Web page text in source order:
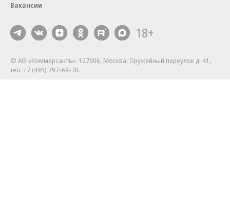
Вакансии
18+
© АО «Коммерсантъ». 127006, Москва, Оружейный переулок д. 41,
тел. +7 (495) 797-69-70.